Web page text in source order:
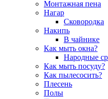
Монтажная пена
Нагар
Сковородка
Накипь
В чайнике
Как мыть окна?
Народные
Как мыть посуду?
Как пылесосить?
Плесень
Полы